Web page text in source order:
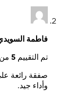
فاطمة
تم التقييم 5 من 5
صفقة رائعة
وأداء جيد.